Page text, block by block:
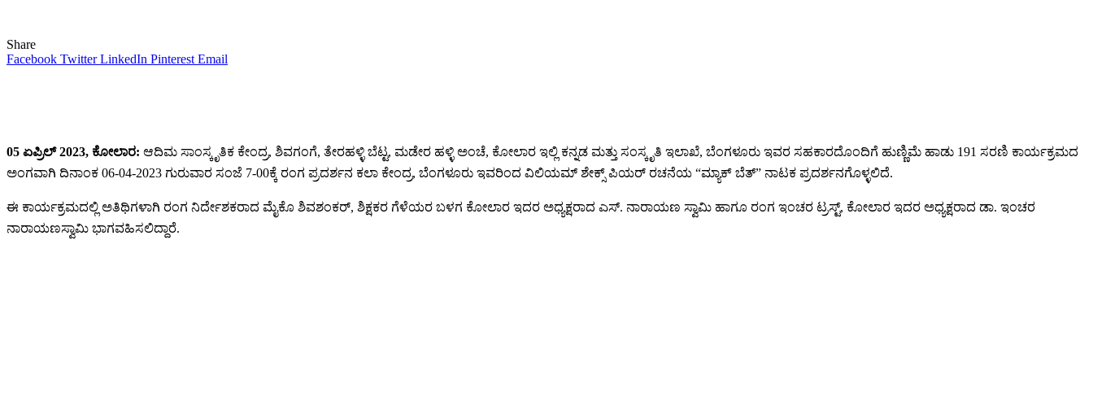
Share
Facebook Twitter LinkedIn Pinterest Email
05 ಏಪ್ರಿಲ್ 2023, ಕೋಲಾರ: ಆದಿಮ ಸಾಂಸ್ಕೃತಿಕ ಕೇಂದ್ರ, ಶಿವಗಂಗೆ, ತೇರಹಳ್ಳಿ ಬೆಟ್ಟ, ಮಡೇರ ಹಳ್ಳಿ ಅಂಚೆ, ಕೋಲಾರ ಇಲ್ಲಿ ಕನ್ನಡ ಮತ್ತು ಸಂಸ್ಕೃತಿ ಇಲಾಖೆ, ಬೆಂಗಳೂರು ಇವರ ಸಹಕಾರದೊಂದಿಗೆ ಹುಣ್ಣಿಮೆ ಹಾಡು 191 ಸರಣಿ ಕಾರ್ಯಕ್ರಮದ
ಅಂಗವಾಗಿ ದಿನಾಂಕ 06-04-2023 ಗುರುವಾರ ಸಂಜೆ 7-00ಕ್ಕೆ ರಂಗ ಪ್ರದರ್ಶನ ಕಲಾ ಕೇಂದ್ರ, ಬೆಂಗಳೂರು ಇವರಿಂದ ವಿಲಿಯಮ್ ಶೇಕ್ಸ್ ಪಿಯರ್ ರಚನೆಯ “ಮ್ಯಾಕ್ ಬೆತ್” ನಾಟಕ ಪ್ರದರ್ಶನಗೊಳ್ಳಲಿದೆ.
ಈ ಕಾರ್ಯಕ್ರಮದಲ್ಲಿ ಅತಿಥಿಗಳಾಗಿ ರಂಗ ನಿರ್ದೇಶಕರಾದ ಮೈಕೊ ಶಿವಶಂಕರ್, ಶಿಕ್ಷಕರ ಗೆಳೆಯರ ಬಳಗ ಕೋಲಾರ ಇದರ ಅಧ್ಯಕ್ಷರಾದ ಎಸ್. ನಾರಾಯಣ ಸ್ವಾಮಿ ಹಾಗೂ ರಂಗ ಇಂಚರ ಟ್ರಸ್ಟ್, ಕೋಲಾರ ಇದರ ಅಧ್ಯಕ್ಷರಾದ ಡಾ. ಇಂಚರ
ನಾರಾಯಣಸ್ವಾಮಿ ಭಾಗವಹಿಸಲಿದ್ದಾರೆ.